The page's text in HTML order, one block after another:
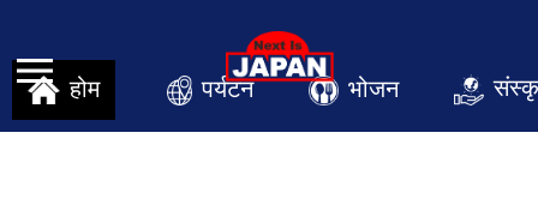
होम पर्यटन भोजन